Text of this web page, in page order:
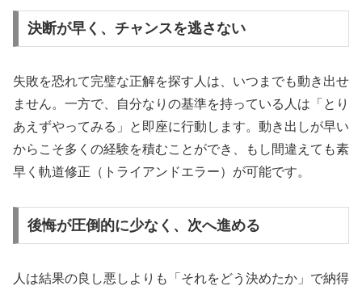
決断が早く、チャンスを逃さない
失敗を恐れて完璧な正解を探す人は、いつまでも動き出せ
ません。一方で、自分なりの基準を持っている人は「とり
あえずやってみる」と即座に行動します。動き出しが早い
からこそ多くの経験を積むことができ、もし間違えても素
早く軌道修正（トライアンドエラー）が可能です。
後悔が圧倒的に少なく、次へ進める
人は結果の良し悪しよりも「それをどう決めたか」で納得